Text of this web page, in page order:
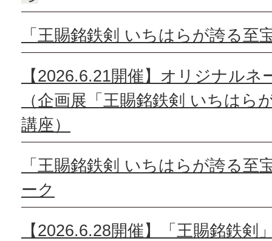
「王賜銘鉄剣 いちはらが誇る至
【2026.6.21開催】オリジナル
（企画展「王賜銘鉄剣 いちはら
講座）
「王賜銘鉄剣 いちはらが誇る至
ーク
【2026.6.28開催】「王賜銘鉄剣